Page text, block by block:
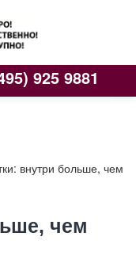
925 9881
внутри больше, чем
чем